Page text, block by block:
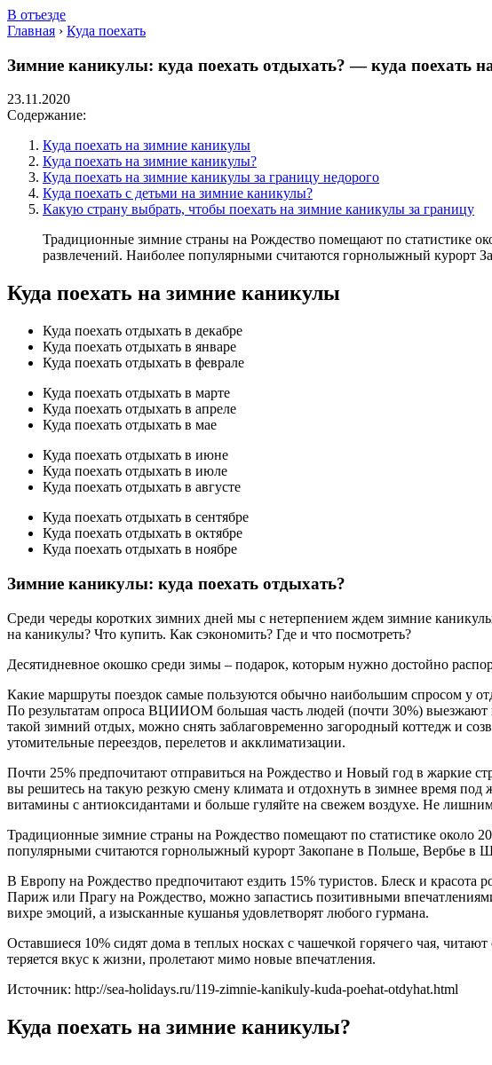
В отъезде
Главная › Куда поехать
Зимние каникулы: куда поехать отдыхать? — куда поехать
23.11.2020
Содержание:
Куда поехать на зимние каникулы
Куда поехать на зимние каникулы?
Куда поехать на зимние каникулы за границу недорого
Куда поехать с детьми на зимние каникулы?
Какую страну выбрать, чтобы поехать на зимние каникулы за границу
Традиционные зимние страны на Рождество помещают по статистике
развлечений. Наиболее популярными считаются горнолыжный курорт
Куда поехать на зимние каникулы
Куда поехать отдыхать в декабре
Куда поехать отдыхать в январе
Куда поехать отдыхать в феврале
Куда поехать отдыхать в марте
Куда поехать отдыхать в апреле
Куда поехать отдыхать в мае
Куда поехать отдыхать в июне
Куда поехать отдыхать в июле
Куда поехать отдыхать в августе
Куда поехать отдыхать в сентябре
Куда поехать отдыхать в октябре
Куда поехать отдыхать в ноябре
Зимние каникулы: куда поехать отдыхать?
Среди череды коротких зимних дней мы с нетерпением ждем зимние
на каникулы? Что купить. Как сэкономить? Где и что посмотреть?
Десятидневное окошко среди зимы – подарок, которым нужно достойно
Какие маршруты поездок самые пользуются обычно наибольшим спросом у
По результатам опроса ВЦИИОМ большая часть людей (почти 30%) выезжают
такой зимний отдых, можно снять заблаговременно загородный коттедж и
утомительные переездов, перелетов и акклиматизации.
Почти 25% предпочитают отправиться на Рождество и Новый год в жаркие
вы решитесь на такую резкую смену климата и отдохнуть в зимнее время под
витамины с антиоксидантами и больше гуляйте на свежем воздухе. Не
Традиционные зимние страны на Рождество помещают по статистике около
популярными считаются горнолыжный курорт Закопане в Польше, Вербье в
В Европу на Рождество предпочитают ездить 15% туристов. Блеск и
Париж или Прагу на Рождество, можно запастись позитивными
вихре эмоций, а изысканные кушанья удовлетворят любого гурмана.
Оставшиеся 10% сидят дома в теплых носках с чашечкой горячего чая,
теряется вкус к жизни, пролетают мимо новые впечатления.
Источник: http://sea-holidays.ru/119-zimnie-kanikuly-kuda-poehat-otdyhat.html
Куда поехать на зимние каникулы?